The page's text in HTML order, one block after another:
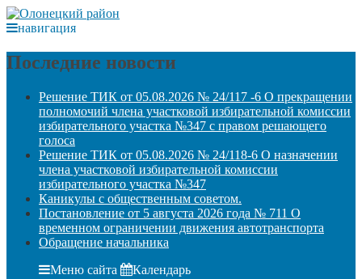
навигация
Последние новости
Решение ТИК от 05.08.2026 № 24/117 -6 О прекращении
полномочий члена участковой избирательной комиссии
избирательного участка №347 с правом решающего
голоса
Решение ТИК от 05.08.2026 № 24/118-6 О назначении
члена участковой избирательной комиссии
избирательного участка №347
Каникулы с общественным советом.
Постановление от 5 августа 2026 года № 711 О
временном ограничении движения автотранспорта
Обращение начальника
Меню сайта Календарь